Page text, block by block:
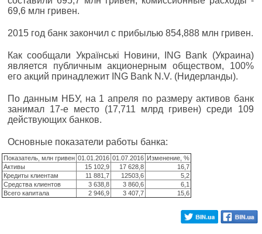
69,6 млн гривен.
2015 год банк закончил с прибылью 854,888 млн гривен.
Как сообщали Українські Новини, ING Bank (Украина)
является публичным акционерным обществом, 100%
его акций принадлежит ING Bank N.V. (Нидерланды).
По данным НБУ, на 1 апреля по размеру активов банк
занимал 17-е место (17,711 млрд гривен) среди 109
действующих банков.
Основные показатели работы банка:
Показатель, млн гривен 01.01.2016 01.07.2016 Изменение, %
Активы
15 102,9 17 628,8
16,7
Кредиты клиентам
11 881,7 12503,6
5,2
Средства клиентов
3 638,8 3 860,6
6,1
Всего капитала
2 946,9 3 407,7 15,6